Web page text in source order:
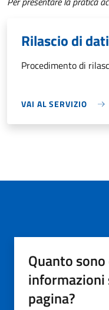
Rilascio di dati
Procedimento di
VAI AL SERVIZIO
Quanto
informazioni
pagina?